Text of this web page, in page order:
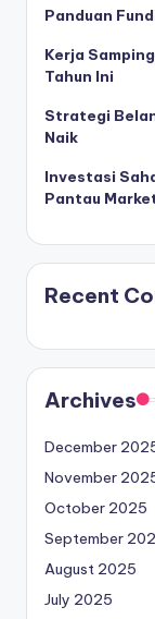
Panduan
Kerja
Tahun Ini
Strategi
Naik
Investasi
Pantau
Recent
Archives
December
November
October 2025
September
August 2025
July 2025